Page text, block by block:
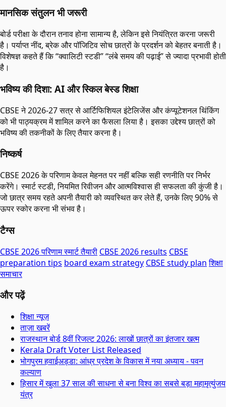
मानसिक संतुलन भी जरूरी
बोर्ड परीक्षा के दौरान तनाव होना सामान्य है, लेकिन इसे नियंत्रित करना जरूरी
है। पर्याप्त नींद, ब्रेक और पॉजिटिव सोच छात्रों के प्रदर्शन को बेहतर बनाती है।
विशेषज्ञ कहते हैं कि “क्वालिटी स्टडी” “लंबे समय की पढ़ाई” से ज्यादा प्रभावी होती
है।
भविष्य की दिशा: AI और स्किल बेस्ड शिक्षा
CBSE ने 2026-27 सत्र से आर्टिफिशियल इंटेलिजेंस और कंप्यूटेशनल थिंकिंग
को भी पाठ्यक्रम में शामिल करने का फैसला लिया है। इसका उद्देश्य छात्रों को
भविष्य की तकनीकों के लिए तैयार करना है।
निष्कर्ष
CBSE 2026 के परिणाम केवल मेहनत पर नहीं बल्कि सही रणनीति पर निर्भर
करेंगे। स्मार्ट स्टडी, नियमित रिवीजन और आत्मविश्वास ही सफलता की कुंजी है।
जो छात्र समय रहते अपनी तैयारी को व्यवस्थित कर लेते हैं, उनके लिए 90% से
ऊपर स्कोर करना भी संभव है।
टैग्स
CBSE 2026 परिणाम स्मार्ट तैयारी CBSE 2026 results CBSE
preparation tips board exam strategy CBSE study plan शिक्षा
समाचार
और पढ़ें
शिक्षा न्यूज़
ताज़ा खबरें
राजस्थान बोर्ड 8वीं रिजल्ट 2026: लाखों छात्रों का इंतजार खत्म
Kerala Draft Voter List Released
भोगपुरम हवाईअड्डा: आंध्र प्रदेश के विकास में नया अध्याय - पवन
कल्याण
हिसार में खुला 37 साल की साधना से बना विश्व का सबसे बड़ा महामृत्युंजय
यंत्र